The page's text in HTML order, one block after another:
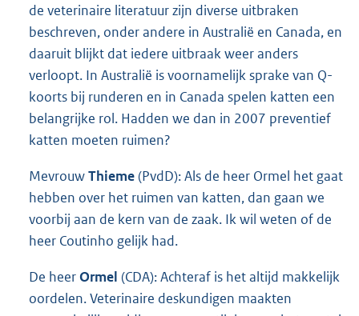
de veterinaire literatuur zijn diverse uitbraken
beschreven, onder andere in Australië en Canada, en
daaruit blijkt dat iedere uitbraak weer anders
verloopt. In Australië is voornamelijk sprake van Q-
koorts bij runderen en in Canada spelen katten een
belangrijke rol. Hadden we dan in 2007 preventief
katten moeten ruimen?
MevrouwThieme(PvdD): Als de heer Ormel het gaat
hebben over het ruimen van katten, dan gaan we
voorbij aan de kern van de zaak. Ik wil weten of de
heer Coutinho gelijk had.
De heerOrmel (CDA): Achteraf is het altijd makkelijk
oordelen. Veterinaire deskundigen maakten